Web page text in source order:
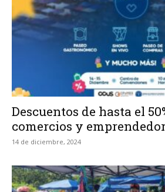
Descuentos de hasta el
comercios y
14 de diciembre, 2024